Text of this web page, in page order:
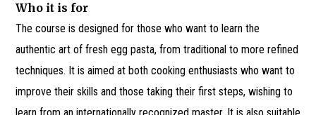
Who it is for
The course is designed for those who want to learn the
authentic art of fresh egg pasta, from traditional to more refined
techniques. It is aimed at both cooking enthusiasts who want to
improve their skills and those taking their first steps, wishing to